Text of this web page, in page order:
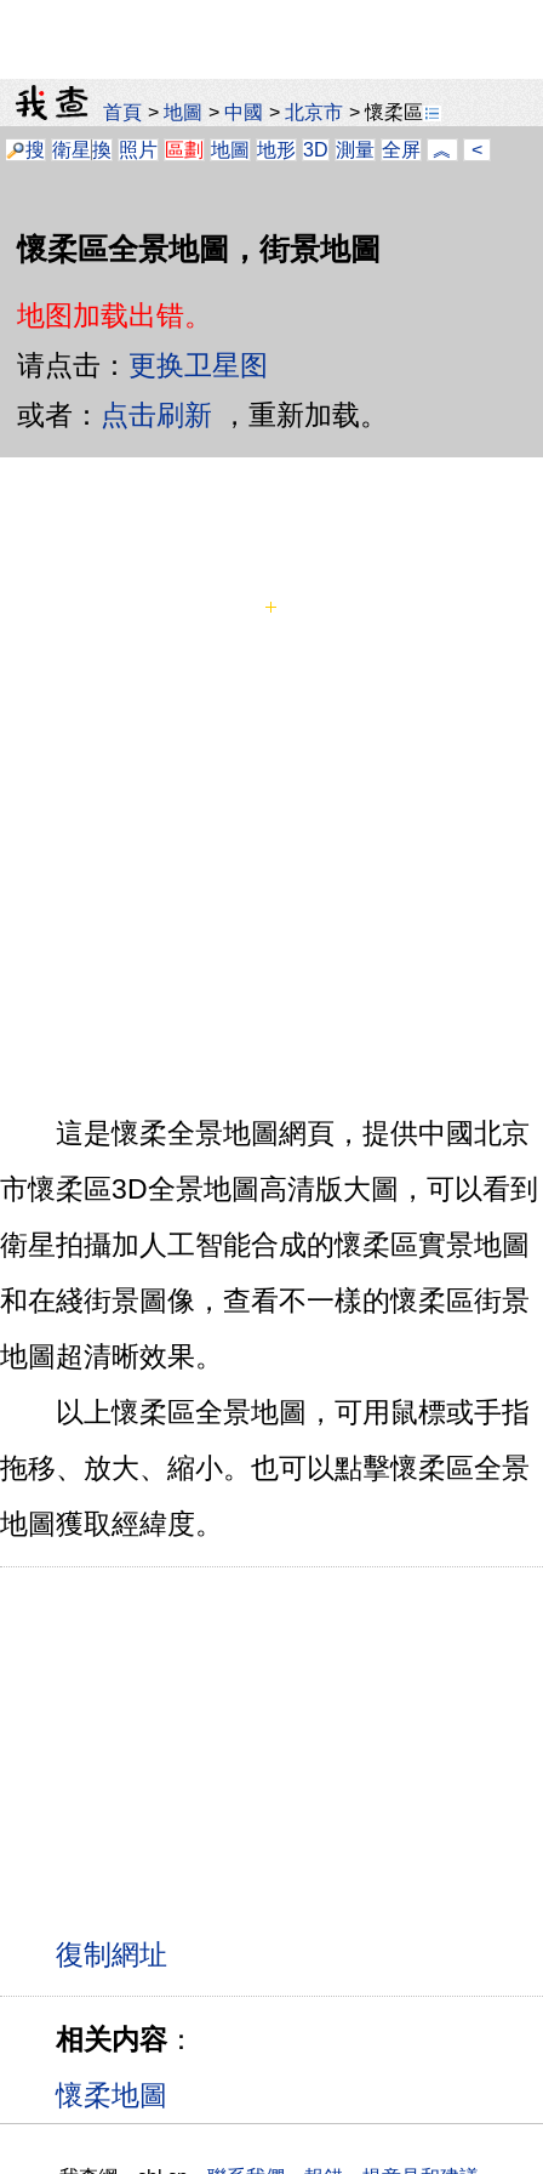
首頁 >地圖 >中國 >北京市 >懷柔區
搜 衛星換 照片 區劃 地圖 地形 3D 測量 全屏 ︽ <
懷柔區全景地圖，街景地圖
地图加载出错。
请点击： 更换卫星图
或者： 点击刷新 ，重新加载。
這是懷柔全景地圖網頁，提供中國北京
市懷柔區3D全景地圖高清版大圖，可以看到
衛星拍攝加人工智能合成的懷柔區實景地圖
和在綫街景圖像，查看不一樣的懷柔區街景
地圖超清晰效果。
以上懷柔區全景地圖，可用鼠標或手指
拖移、放大、縮小。也可以點擊懷柔區全景
地圖獲取經緯度。
相关内容：
懷柔地圖